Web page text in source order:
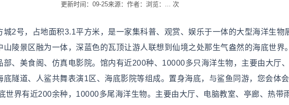
更新时间：09-25来源： 作者： 浏览： ... 次
城2号，占地面积3.1平方米，是一家集科普、观赏、娱乐于一体的大型海洋生物
山陵景区融为一体，深蓝色的瓦顶让游人联想到仙境之处那生气盎然的海底世界
部、美食阁、仿真电影院。馆内有近200种、10000多只海洋生物，主要由大厅
底隧道、人鲨共舞表演1区、海底影院等组成。置身海底，与鲨鱼同游，您会体
世界有近200余种，10000多尾海洋生物。主要由大厅、电脑教室、亭廊、热带